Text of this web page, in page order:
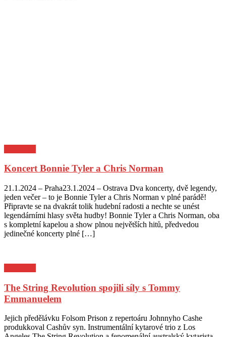
Koncert Bonnie Tyler a Chris Norman
Posted
on
Author
21.1.2024 – Praha23.1.2024 – Ostrava Dva koncerty, dvě legendy,
jeden večer – to je Bonnie Tyler a Chris Norman v plné parádě!
Připravte se na dvakrát tolik hudební radosti a nechte se unést
legendárními hlasy světa hudby! Bonnie Tyler a Chris Norman, oba
s kompletní kapelou a show plnou největších hitů, předvedou
jedinečné koncerty plné […]
The String Revolution spojili síly s Tommy
Emmanuelem
Posted
on
Author
Jejich předělávku Folsom Prison z repertoáru Johnnyho Cashe
produkkoval Cashův syn. Instrumentální kytarové trio z Los